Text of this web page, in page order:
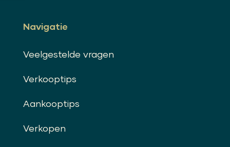
Navigatie
Veelgestelde vragen
Verkooptips
Aankooptips
Verkopen